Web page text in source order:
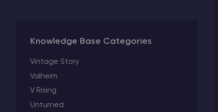
Knowledge Base Categories
Vintage Story
Valheim
V Rising
Unturned